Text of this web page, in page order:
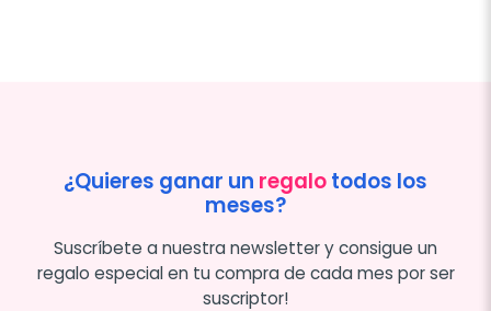
¿Quieres ganar un regalotodos los
meses?
Suscríbete a nuestra newsletter y consigue un
regalo especial en tu compra de cada mes por ser
suscriptor!